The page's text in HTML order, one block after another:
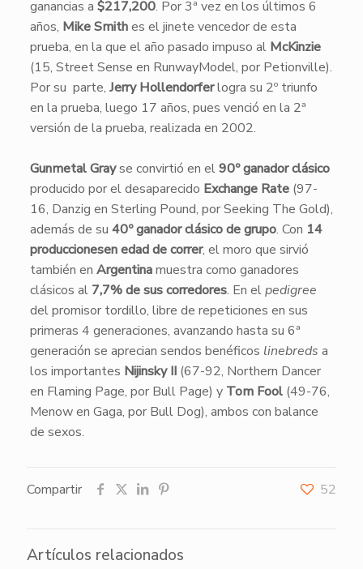
ganancias a $217,200. Por 3ª vez en los últimos 6
años, Mike Smithes el jinete vencedor de esta
prueba, en la que el año pasado impuso al McKinzie
(15, Street Sense en RunwayModel, por Petionville).
Por su parte, Jerry Hollendorferlogra su 2º triunfo
en la prueba, luego 17 años, pues venció en la 2ª
versión de la prueba, realizada en 2002.
Gunmetal Grayse convirtió en el90º ganador clásico
producido por el desaparecido Exchange Rate(97-
16, Danzig en Sterling Pound, por Seeking The Gold),
además de su 40º ganador clásico de grupo. Con 14
produccionesen edad de correr, el moro que sirvió
también en Argentinamuestra como ganadores
clásicos al 7,7% de sus corredores. En elpedigree
del promisor tordillo, libre de repeticiones en sus
primeras 4 generaciones, avanzando hasta su 6ª
generación se aprecian sendos benéficos linebreds a
los importantes Nijinsky II(67-92, Northern Dancer
en Flaming Page, por Bull Page) y Tom Fool(49-76,
Menow en Gaga, por Bull Dog), ambos con balance
de sexos.
Compartir 52
Artículos relacionados